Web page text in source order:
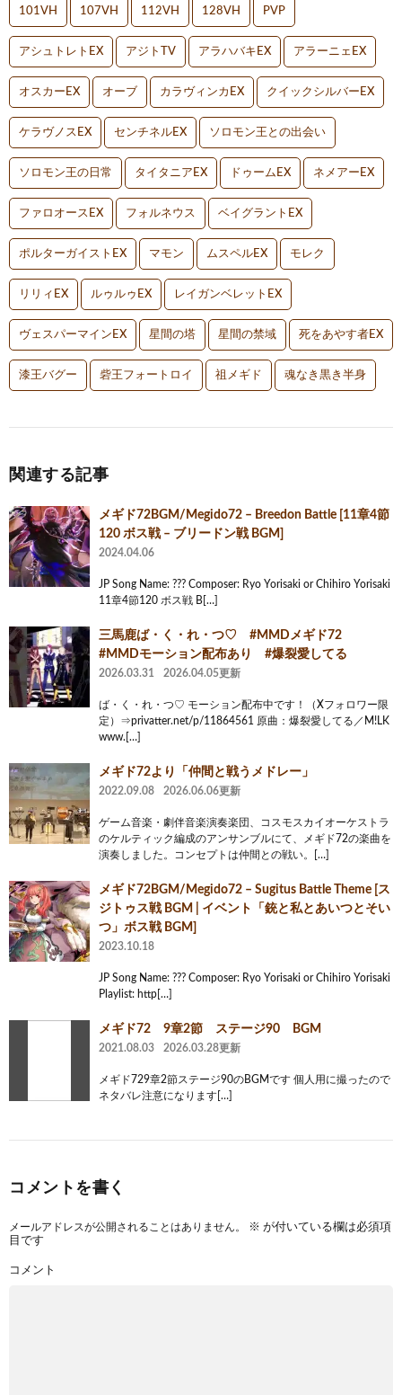
101VH 107VH 112VH 128VH PVP
アシュトレトEX アジトTV アラハバキEX アラーニェEX
オスカーEX オーブ カラヴィンカEX クイックシルバーEX
ケラヴノスEX センチネルEX ソロモン王との出会い
ソロモン王の日常 タイタニアEX ドゥームEX ネメアーEX
ファロオースEX フォルネウス ベイグラントEX
ポルターガイストEX マモン ムスペルEX モレク
リリィEX ルゥルゥEX レイガンベレットEX
ヴェスパーマインEX 星間の塔 星間の禁域 死をあやす者EX
漆王バグー 砦王フォートロイ 祖メギド 魂なき黒き半身
関連する記事
メギド72BGM/Megido72 – Breedon Battle [11章4節
120 ボス戦 – ブリードン戦 BGM]
2024.04.06
JP Song Name: ??? Composer: Ryo Yorisaki or Chihiro Yorisaki
11章4節120 ボス戦 B[…]
三馬鹿ば・く・れ・つ♡ #MMDメギド72
#MMDモーション配布あり #爆裂愛してる
2026.03.31 2026.04.05更新
ば・く・れ・つ♡ モーション配布中です！（Xフォロワー限
定）⇒privatter.net/p/11864561 原曲：爆裂愛してる／M!LK
www.[…]
メギド72より「仲間と戦うメドレー」
2022.09.08 2026.06.06更新
ゲーム音楽・劇伴音楽演奏楽団、コスモスカイオーケストラ
のケルティック編成のアンサンブルにて、メギド72の楽曲を
演奏しました。コンセプトは仲間との戦い。[…]
メギド72BGM/Megido72 – Sugitus Battle Theme [ス
ジトゥス戦 BGM | イベント「銃と私とあいつとそい
つ」ボス戦 BGM]
2023.10.18
JP Song Name: ??? Composer: Ryo Yorisaki or Chihiro Yorisaki
Playlist: http[…]
メギド72 9章2節 ステージ90 BGM
2021.08.03 2026.03.28更新
メギド729章2節ステージ90のBGMです 個人用に撮ったので
ネタバレ注意になります[…]
コメントを書く
メールアドレスが公開されることはありません。 ※ が付いている欄は必須項
目です
コメント